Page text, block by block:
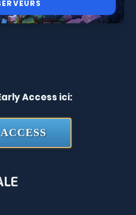
Access ici: